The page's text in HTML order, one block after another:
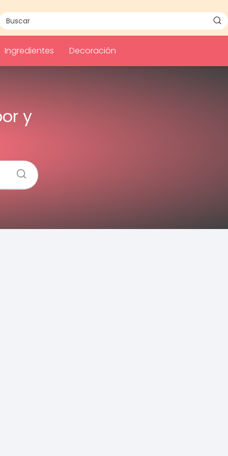
Ingredientes Decoración
y